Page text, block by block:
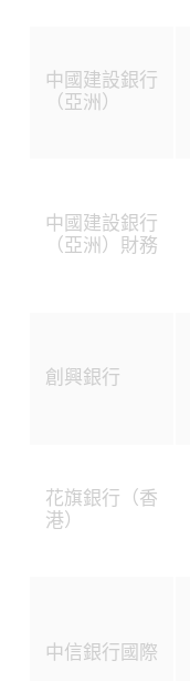
中國建設銀行
（亞洲）
中國建設銀行
（亞洲）財務
創興銀行
花旗銀行（香
港）
中信銀行國際